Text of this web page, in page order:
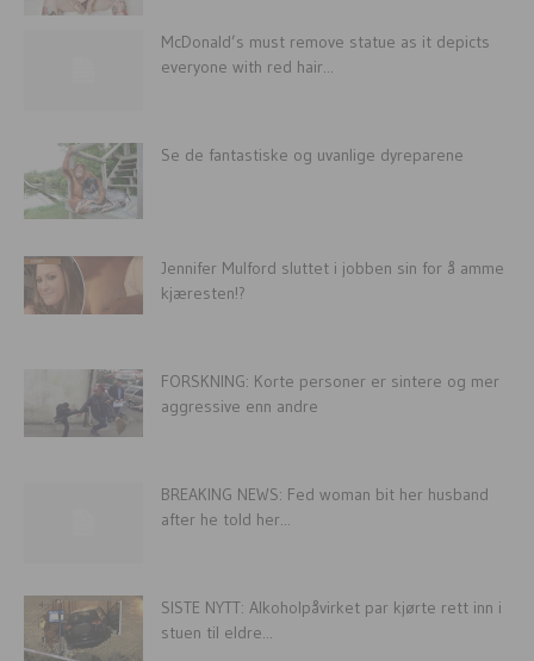
McDonald’s must remove statue as it depicts
everyone with red hair...
Se de fantastiske og uvanlige dyreparene
Jennifer Mulford sluttet i jobben sin for å amme
kjæresten!?
FORSKNING: Korte personer er sintere og mer
aggressive enn andre
BREAKING NEWS: Fed woman bit her husband
after he told her...
SISTE NYTT: Alkoholpåvirket par kjørte rett inn i
stuen til eldre...